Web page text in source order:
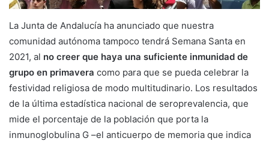
La Junta de Andalucía ha anunciado que nuestra
comunidad autónoma tampoco tendrá Semana Santa en
2021, al no creer que haya una suficiente inmunidad de
grupo en primavera como para que se pueda celebrar la
festividad religiosa de modo multitudinario. Los resultados
de la última estadística nacional de seroprevalencia, que
mide el porcentaje de la población que porta la
inmunoglobulina G –el anticuerpo de memoria que indica